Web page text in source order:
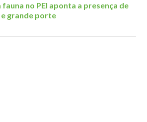
no PEI aponta a presença de
grande porte